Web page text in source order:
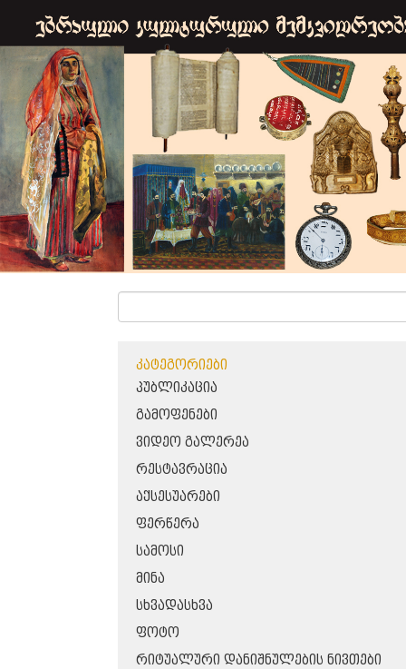
ᲙᲐᲢᲔᲒᲝᲠᲘᲔᲑᲘ
ᲞᲣᲑᲚᲘᲙᲐᲪᲘᲐ
ᲒᲐᲛᲝᲤᲔᲜᲔᲑᲘ
ᲕᲘᲓᲔᲝ ᲒᲐᲚᲔᲠᲔᲐ
ᲠᲔᲡᲢᲐᲕᲠᲐᲪᲘᲐ
ᲐᲥᲡᲔᲡᲣᲐᲠᲔᲑᲘ
ᲤᲔᲠᲬᲔᲠᲐ
ᲡᲐᲛᲝᲡᲘ
ᲛᲘᲜᲐ
ᲡᲮᲕᲐᲓᲐᲡᲮᲕᲐ
ᲤᲝᲢᲝ
ᲠᲘᲢᲣᲐᲚᲣᲠᲘ ᲓᲐᲜᲘᲨᲜᲣᲚᲔᲑᲘᲡ ᲜᲘᲕᲗᲔᲑᲘ